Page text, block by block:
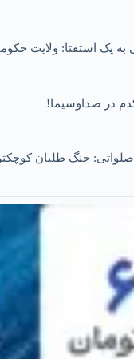
به یک استفتا: ولایت
در صداوسیما!
جنگ طلبان